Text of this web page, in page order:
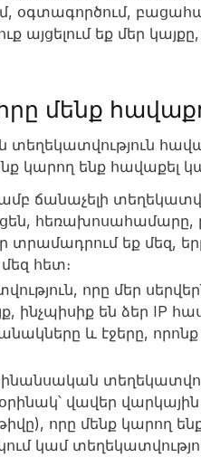
օգտագործում,
այցելում եք մեր
մենք
տեղեկատվություն
կարող ենք հավաքել
ճանաչելի
հեռախոսահամարը,
տրամադրում եք մեզ,
հետ։
որը մեր
ինչպիսիք են ձեր IP
և էջերը,
վավեր
որը մենք կարող
կամ